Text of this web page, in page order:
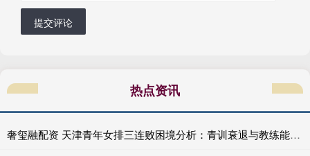
提交评论
热点资讯
奢玺融配资 天津青年女排三连败困境分析：青训衰退与教练能力不足双重挑战